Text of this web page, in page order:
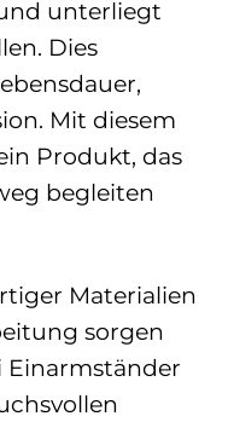
unterliegt
Dies
Mit diesem
Produkt, das
begleiten
Materialien
sorgen
Einarmständer